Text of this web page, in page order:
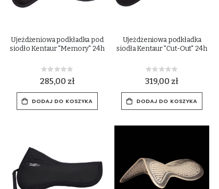
Ujeżdżeniowa podkładka pod
siodło Kentaur "Memory" 24h
Rating:
0%
285,00 zł
DODAJ DO KOSZYKA
Ujeżdżeniowa podkładka
siodła Kentaur "Cut-Out" 24h
Rating:
0%
319,00 zł
DODAJ DO KOSZYKA